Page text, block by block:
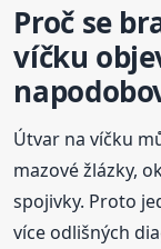
Proč se
víčku
Útvar na víčku
mazové žlázky,
spojivky. Proto
více odlišných